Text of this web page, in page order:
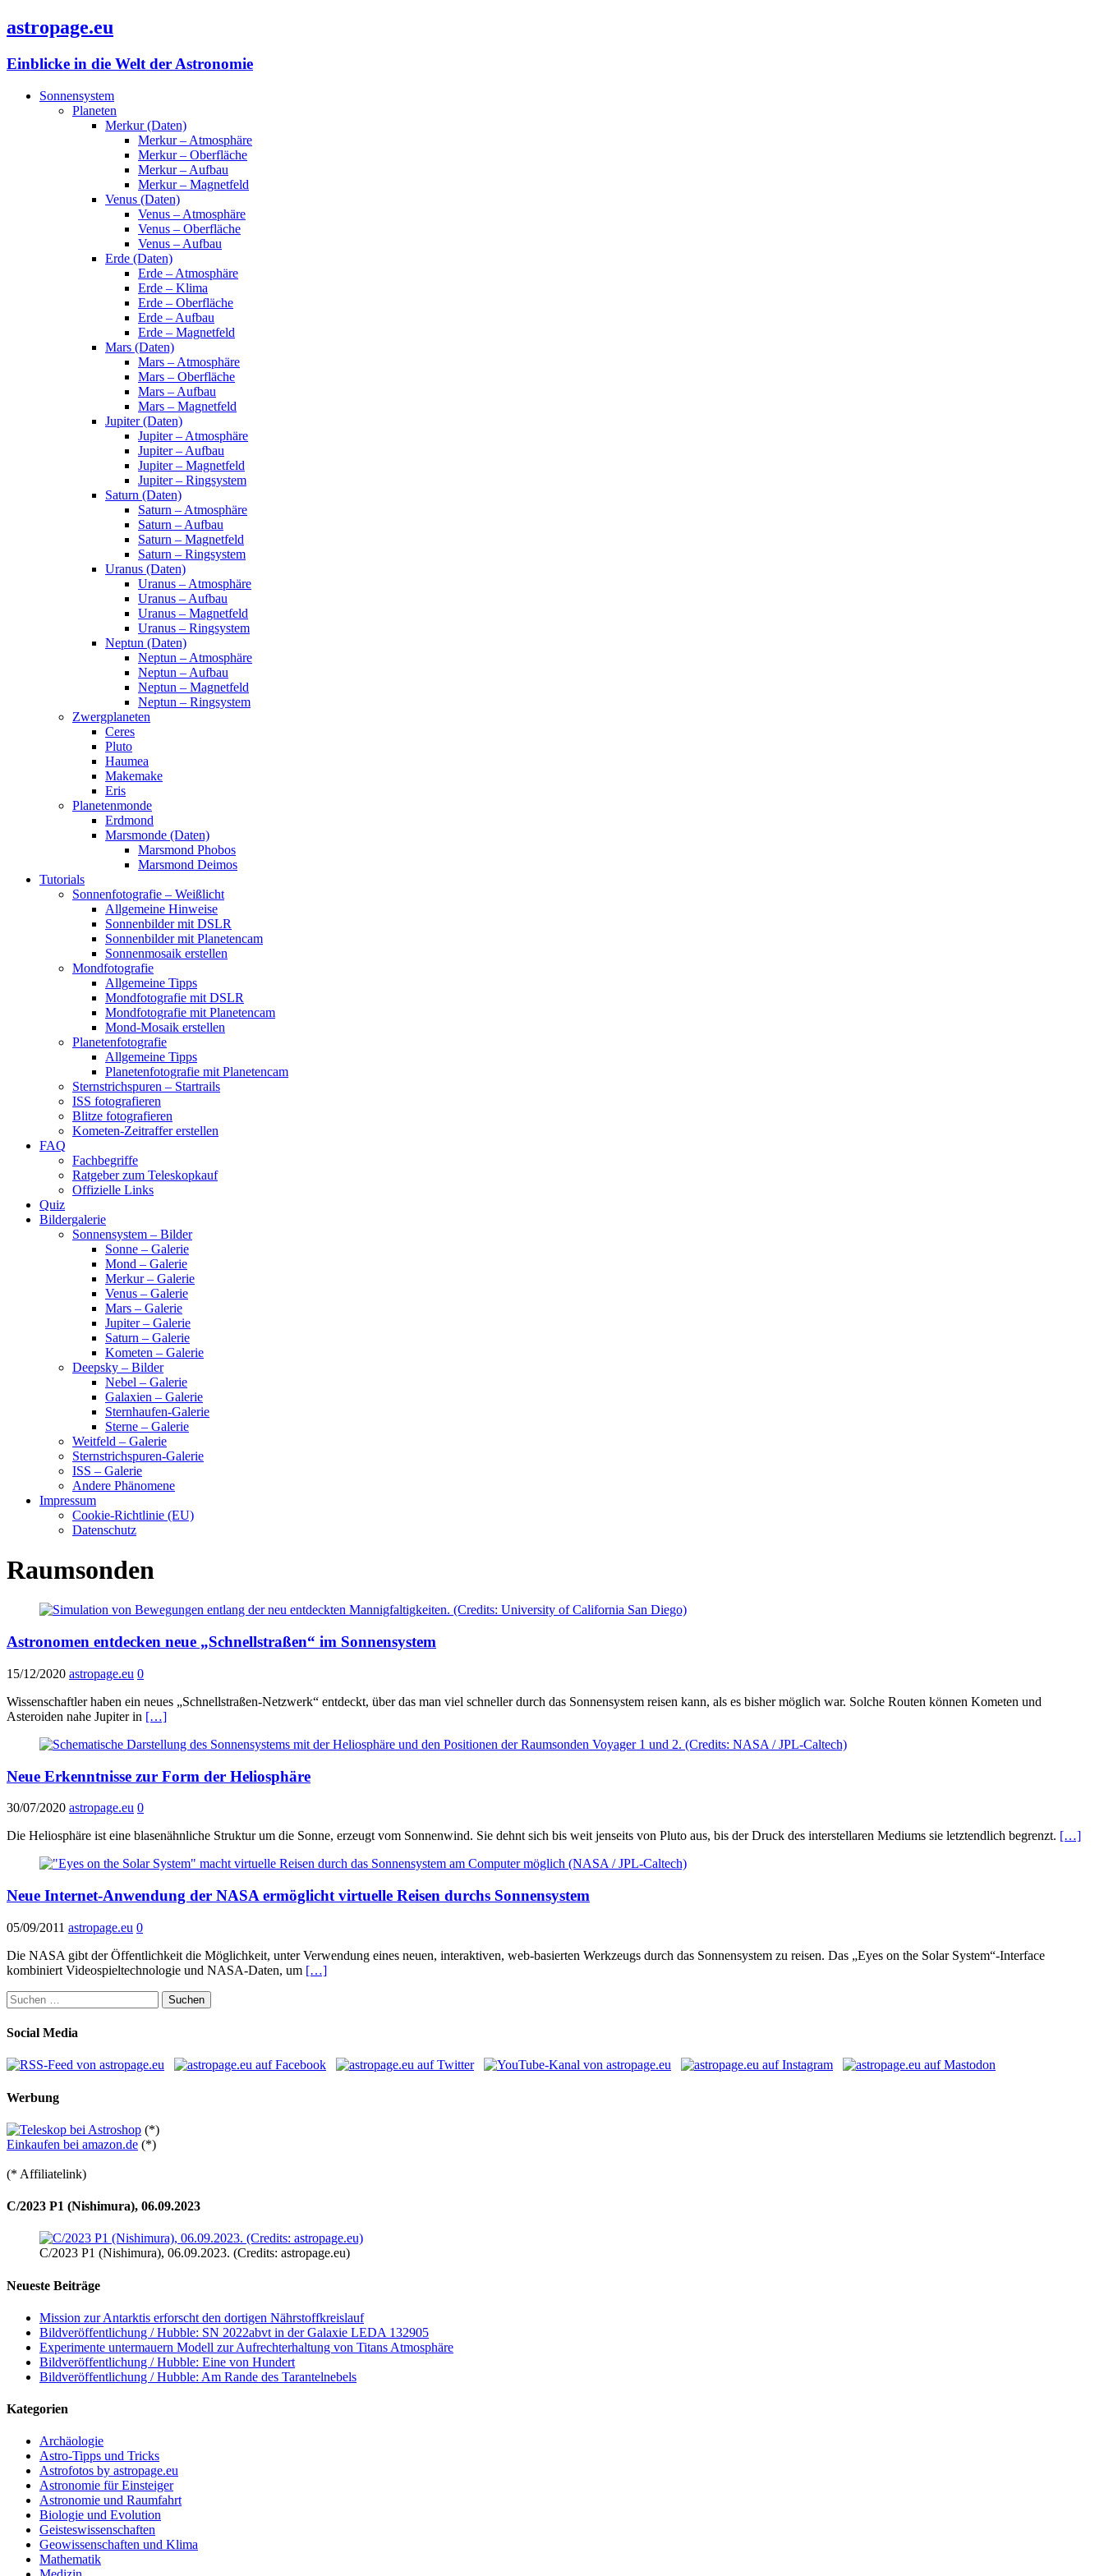
astropage.eu
Einblicke in die Welt der Astronomie
Sonnensystem
Planeten
Merkur (Daten)
Merkur – Atmosphäre
Merkur – Oberfläche
Merkur – Aufbau
Merkur – Magnetfeld
Venus (Daten)
Venus – Atmosphäre
Venus – Oberfläche
Venus – Aufbau
Erde (Daten)
Erde – Atmosphäre
Erde – Klima
Erde – Oberfläche
Erde – Aufbau
Erde – Magnetfeld
Mars (Daten)
Mars – Atmosphäre
Mars – Oberfläche
Mars – Aufbau
Mars – Magnetfeld
Jupiter (Daten)
Jupiter – Atmosphäre
Jupiter – Aufbau
Jupiter – Magnetfeld
Jupiter – Ringsystem
Saturn (Daten)
Saturn – Atmosphäre
Saturn – Aufbau
Saturn – Magnetfeld
Saturn – Ringsystem
Uranus (Daten)
Uranus – Atmosphäre
Uranus – Aufbau
Uranus – Magnetfeld
Uranus – Ringsystem
Neptun (Daten)
Neptun – Atmosphäre
Neptun – Aufbau
Neptun – Magnetfeld
Neptun – Ringsystem
Zwergplaneten
Ceres
Pluto
Haumea
Makemake
Eris
Planetenmonde
Erdmond
Marsmonde (Daten)
Marsmond Phobos
Marsmond Deimos
Tutorials
Sonnenfotografie – Weißlicht
Allgemeine Hinweise
Sonnenbilder mit DSLR
Sonnenbilder mit Planetencam
Sonnenmosaik erstellen
Mondfotografie
Allgemeine Tipps
Mondfotografie mit DSLR
Mondfotografie mit Planetencam
Mond-Mosaik erstellen
Planetenfotografie
Allgemeine Tipps
Planetenfotografie mit Planetencam
Sternstrichspuren – Startrails
ISS fotografieren
Blitze fotografieren
Kometen-Zeitraffer erstellen
FAQ
Fachbegriffe
Ratgeber zum Teleskopkauf
Offizielle Links
Quiz
Bildergalerie
Sonnensystem – Bilder
Sonne – Galerie
Mond – Galerie
Merkur – Galerie
Venus – Galerie
Mars – Galerie
Jupiter – Galerie
Saturn – Galerie
Kometen – Galerie
Deepsky – Bilder
Nebel – Galerie
Galaxien – Galerie
Sternhaufen-Galerie
Sterne – Galerie
Weitfeld – Galerie
Sternstrichspuren-Galerie
ISS – Galerie
Andere Phänomene
Impressum
Cookie-Richtlinie (EU)
Datenschutz
Raumsonden
Astronomen entdecken neue „Schnellstraßen“ im Sonnensystem
15/12/2020 astropage.eu 0
Wissenschaftler haben ein neues „Schnellstraßen-Netzwerk“ entdeckt, über das man viel schneller durch das Sonnensystem reisen kann, als es bisher möglich war. Solche Routen können Kometen und
Asteroiden nahe Jupiter in […]
Neue Erkenntnisse zur Form der Heliosphäre
30/07/2020 astropage.eu 0
Die Heliosphäre ist eine blasenähnliche Struktur um die Sonne, erzeugt vom Sonnenwind. Sie dehnt sich bis weit jenseits von Pluto aus, bis der Druck des interstellaren Mediums sie letztendlich begrenzt. […]
Neue Internet-Anwendung der NASA ermöglicht virtuelle Reisen durchs Sonnensystem
05/09/2011 astropage.eu 0
Die NASA gibt der Öffentlichkeit die Möglichkeit, unter Verwendung eines neuen, interaktiven, web-basierten Werkzeugs durch das Sonnensystem zu reisen. Das „Eyes on the Solar System“-Interface
kombiniert Videospieltechnologie und NASA-Daten, um […]
Suchen
nach:
Social Media
Werbung
(*)
Einkaufen bei amazon.de (*)
(* Affiliatelink)
C/2023 P1 (Nishimura), 06.09.2023
C/2023 P1 (Nishimura), 06.09.2023. (Credits: astropage.eu)
Neueste Beiträge
Mission zur Antarktis erforscht den dortigen Nährstoffkreislauf
Bildveröffentlichung / Hubble: SN 2022abvt in der Galaxie LEDA 132905
Experimente untermauern Modell zur Aufrechterhaltung von Titans Atmosphäre
Bildveröffentlichung / Hubble: Eine von Hundert
Bildveröffentlichung / Hubble: Am Rande des Tarantelnebels
Kategorien
Archäologie
Astro-Tipps und Tricks
Astrofotos by astropage.eu
Astronomie für Einsteiger
Astronomie und Raumfahrt
Biologie und Evolution
Geisteswissenschaften
Geowissenschaften und Klima
Mathematik